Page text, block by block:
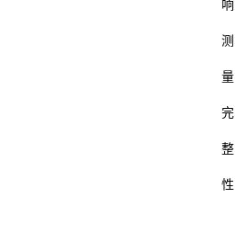
响
测
量
完
整
性